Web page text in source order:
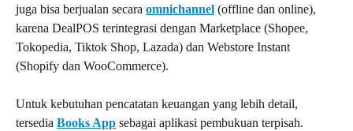
juga bisa berjualan secara omnichannel (offline dan online),
karena DealPOS terintegrasi dengan Marketplace (Shopee,
Tokopedia, Tiktok Shop, Lazada) dan Webstore Instant
(Shopify dan WooCommerce).
Untuk kebutuhan pencatatan keuangan yang lebih detail,
tersedia Books App sebagai aplikasi pembukuan terpisah.